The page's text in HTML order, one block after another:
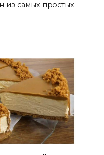
из самых простых